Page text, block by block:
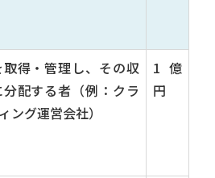
得・管理し、その収
配する者（例：クラ
ング運営会社）
1億
円